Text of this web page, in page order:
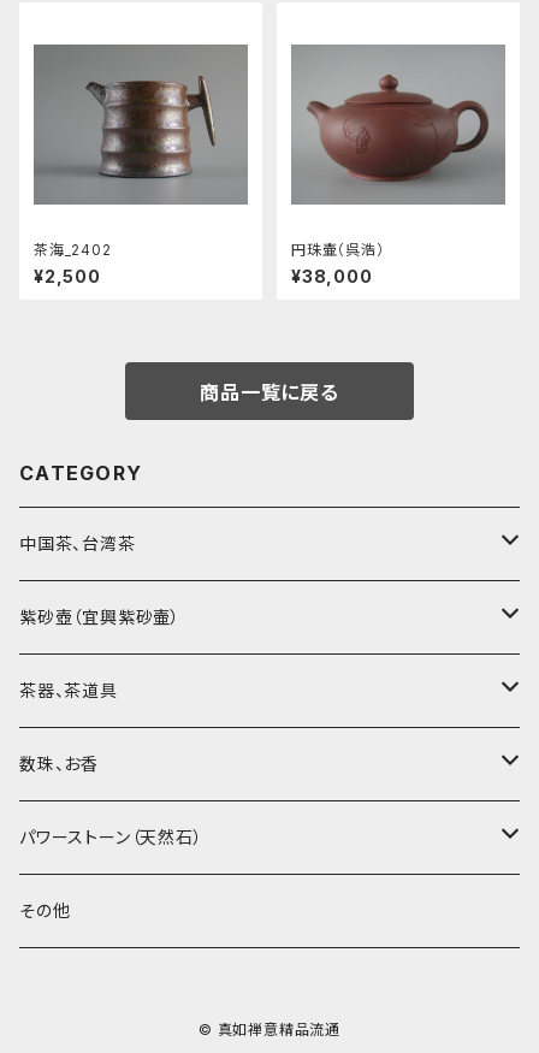
茶海_2402
¥2,500
円珠壷（呉浩）
¥38,000
商品一覧に戻る
CATEGORY
中国茶、台湾茶
烏龍茶（ウーロン茶）
黒茶（緊圧茶、普洱茶）
紅茶、白茶、緑茶
茶外茶、工藝茶、その他
紫砂壺（宜興紫砂壷）
大師、名人、高工の作品
周菊英（高級工藝美術師）
高級工藝美術師の作品
王柯鈞（高級工藝美術師）
茶器、茶道具
茶杯、聞香杯
茶海、茶漏（茶漉し）
蓋碗、壷承、茶船
数珠、お香
お香、香炉
数珠、その他
パワーストーン（天然石）
アゲート（瑪瑙）
その他
© 真如禅意精品流通